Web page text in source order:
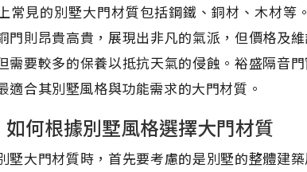
常見的別墅大門材質包括鋼鐵、銅材、木材
門則昂貴高貴，展現出非凡的氣派，但價格及
需要較多的保養以抵抗天氣的侵蝕。裕盛隔音
適合其別墅風格與功能需求的大門材質。
如何根據別墅風格選擇大門材質
墅大門材質時，首先要考慮的是別墅的整體建